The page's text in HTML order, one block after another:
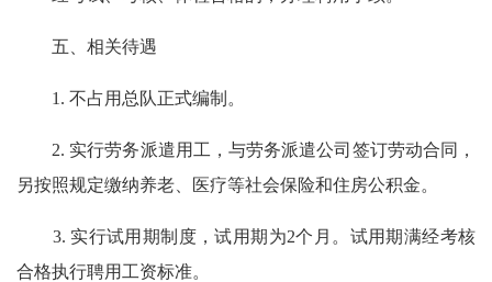
五、相关待遇
1. 不占用总队正式编制。
2. 实行劳务派遣用工，与劳务派遣公司签订劳动合同，
另按照规定缴纳养老、医疗等社会保险和住房公积金。
3. 实行试用期制度，试用期为2个月。试用期满经考核
合格执行聘用工资标准。